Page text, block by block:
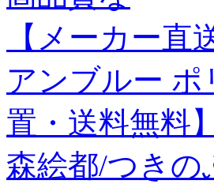
【メーカー
アンブルー
置・送料無料
森絵都/つきの